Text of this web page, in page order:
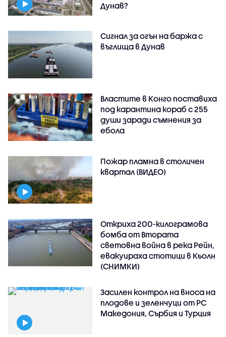
Дунав?
Сигнал за огън на баржа с
въглища в Дунав
Властите в Конго поставиха
под карантина кораб с 255
души заради съмнения за
ебола
Пожар пламна в столичен
квартал (ВИДЕО)
Откриха 200-килограмова
бомба от Втората
световна война в река Рейн,
евакуираха стотици в Кьолн
(СНИМКИ)
Засилен контрол на вноса на
плодове и зеленчуци от РС
Македония, Сърбия и Турция